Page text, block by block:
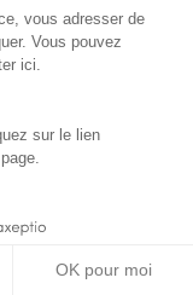
vous adresser de
Vous pouvez
ici.
sur le lien
OK pour moi